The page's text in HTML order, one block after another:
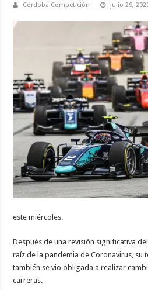
Córdoba Competición julio 29,
este miércoles.
Después de una revisión significativa
raíz de la pandemia de Coronavirus, su
también se vio obligada a realizar
carreras.